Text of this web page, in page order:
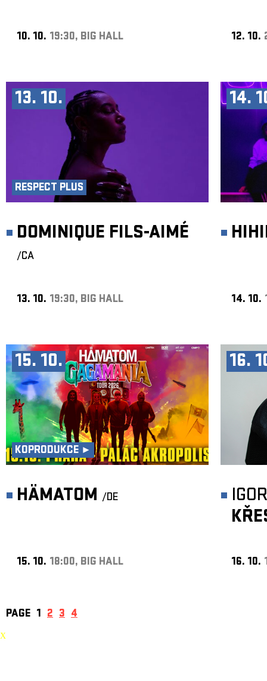
10. 10. 19:30, BIG HALL 12. 10.
13. 10.
RESPECT PLUS
DOMINIQUE FILS-AIMÉ
/CA
13. 10. 19:30, BIG HALL
14.
14. 10.
15. 10.
KOPRODUKCE ►
HÄMATOM /DE
15. 10. 18:00, BIG HALL
16.
16. 10.
PAGE 1 2 3 4
X